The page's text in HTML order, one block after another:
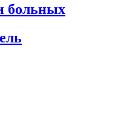
больных